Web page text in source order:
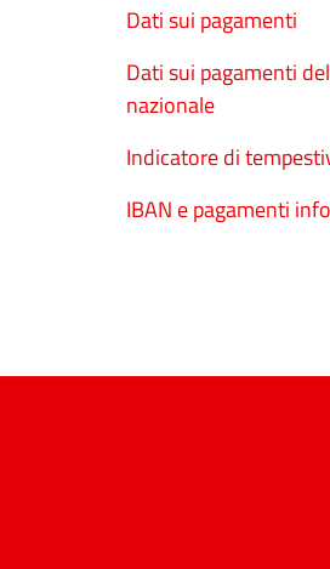
Dati sui pagamenti
Dati sui pagamenti
nazionale
Indicatore di
IBAN e pagamenti